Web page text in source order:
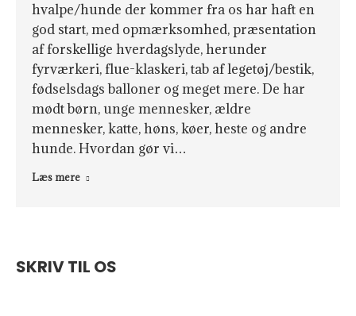
hvalpe/hunde der kommer fra os har haft en
god start, med opmærksomhed, præsentation
af forskellige hverdagslyde, herunder
fyrværkeri, flue-klaskeri, tab af legetøj/bestik,
fødselsdags balloner og meget mere. De har
mødt børn, unge mennesker, ældre
mennesker, katte, høns, køer, heste og andre
hunde. Hvordan gør vi…
Læs mere
SKRIV TIL OS